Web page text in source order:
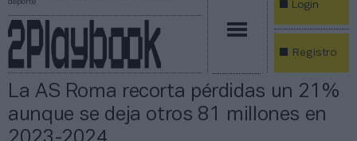
deporte
Login
Registro
La AS Roma recorta pérdidas un 21%
aunque se deja otros 81 millones en